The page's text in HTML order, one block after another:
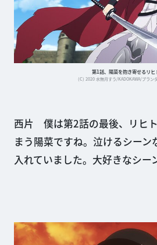
第1話、陽菜を抱き寄せるリ
(C) 2020 水無月すう/KADOKAWA/プラン
西片 僕は第2話の最後、リヒ
まう陽菜ですね。泣けるシーン
入れていました。大好きなシー